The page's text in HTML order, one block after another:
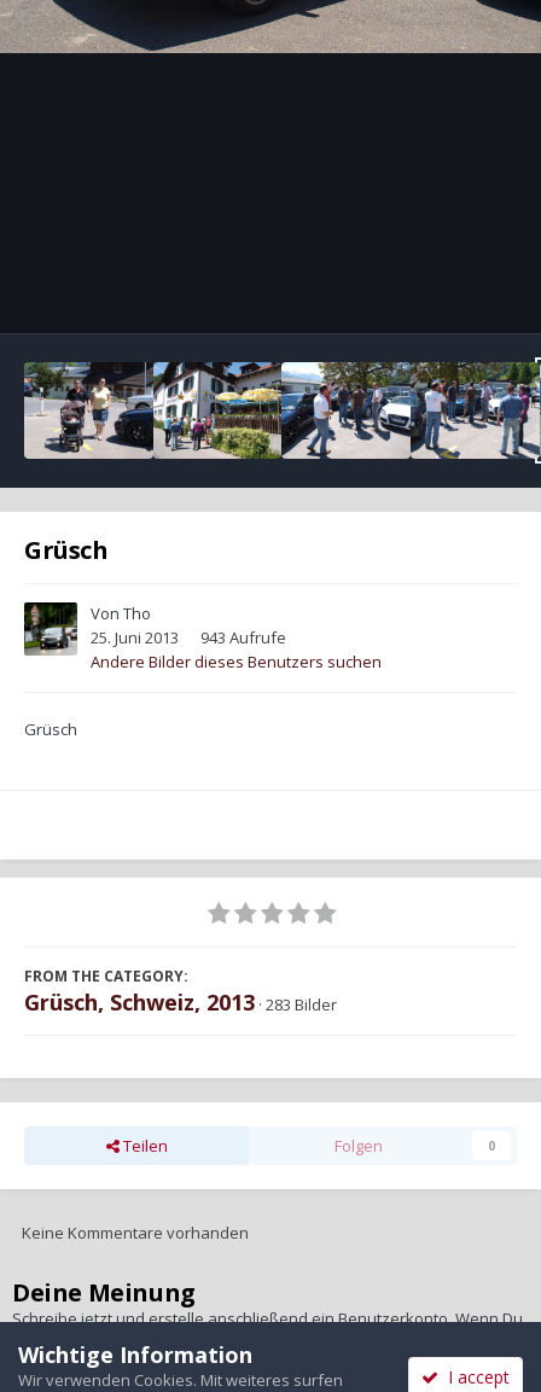
Grüsch
Von Tho
25. Juni 2013
943 Aufrufe
Andere Bilder dieses Benutzers suchen
Grüsch
FROM THE CATEGORY:
Grüsch, Schweiz, 2013 · 283 Bilder
Teilen Folgen 0
Keine Kommentare vorhanden
Deine Meinung
Schreibe jetzt und erstelle anschließend ein Benutzerkonto. Wenn Du
ein Benutzerkonto hast,
melde Dich bitte an
Benutzernamen zu schreiben.
Wichtige Information
Wir verwenden Cookies. Mit weiteres surfen I accept